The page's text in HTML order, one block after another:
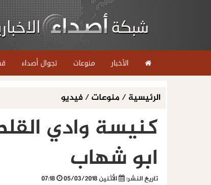
الأخبار منوعات تجوال أصداء
الرئيسية/ منوعات/فيديو
كنيسة وادي
ابو شهاب
تاريخ النشر: الأثنين 05/03/2018